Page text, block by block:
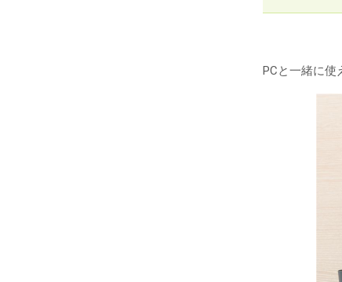
PCと一緒に使